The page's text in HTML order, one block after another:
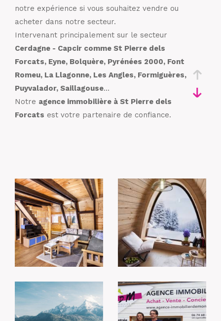
notre expérience si vous souhaitez vendre ou
acheter dans notre secteur.
Intervenant principalement sur le secteur
Cerdagne - Capcir comme St Pierre dels
Forcats, Eyne, Bolquère, Pyrénées 2000, Font
Romeu, La Llagonne, Les Angles, Formiguères,
Puyvalador, Saillagouse…
Notre agence immobilière à St Pierre dels
Forcats est votre partenaire de confiance.
unique, notre mission est de vous aider à
concrétiser votre recherche en trouvant la
propriété qui répond exactement à vos
attentes.
Nos services immobiliers à St
Pierre dels Forcats
Transactions immobilières en Cerdagne
(Achat et Vente)